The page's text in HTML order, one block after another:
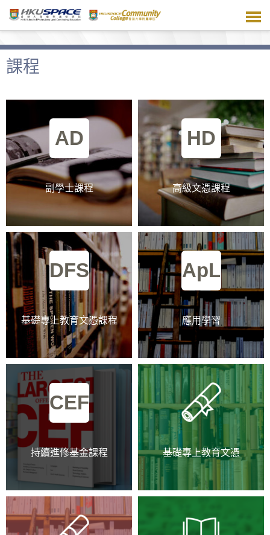
主
容課程
AD
副學士課程
HD
高級文憑課程
DFS
基礎專上教育文憑課程
ApL
應用學習
CEF
持續進修基金課程 基礎專上教育文憑